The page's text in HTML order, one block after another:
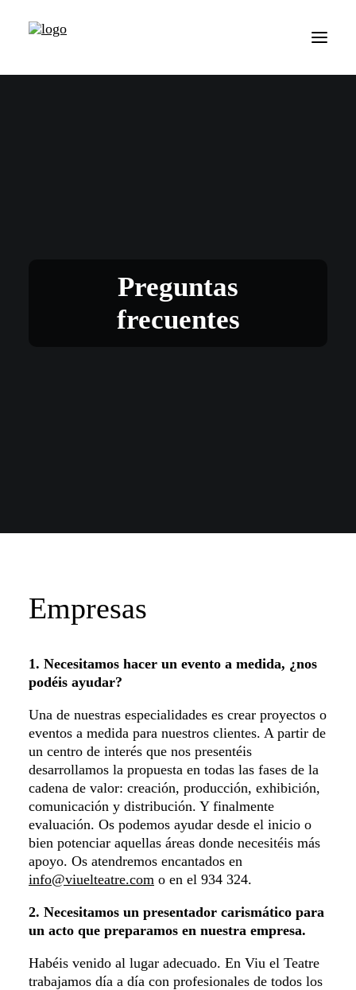
Preguntas
frecuentes
Empresas
1. Necesitamos hacer un evento a medida, ¿nos
podéis ayudar?
Una de nuestras especialidades es crear proyectos o
eventos a medida para nuestros clientes. A partir de
un centro de interés que nos presentéis
desarrollamos la propuesta en todas las fases de la
cadena de valor: creación, producción, exhibición,
comunicación y distribución. Y finalmente
evaluación. Os podemos ayudar desde el inicio o
bien potenciar aquellas áreas donde necesitéis más
apoyo. Os atendremos encantados en
info@viuelteatre.com o en el 934 324.
2. Necesitamos un presentador carismático para
un acto que preparamos en nuestra empresa.
Habéis venido al lugar adecuado. En Viu el Teatre
trabajamos día a día con profesionales de todos los